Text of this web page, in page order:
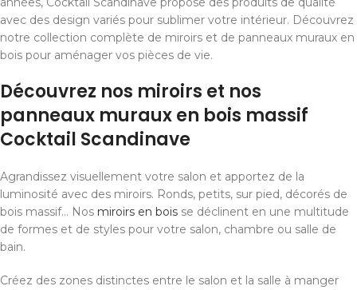
avec des design variés pour sublimer votre intérieur. Découvrez
notre collection complète de miroirs et de panneaux muraux en
bois pour aménager vos pièces de vie.
Découvrez nos miroirs et nos
panneaux muraux en bois massif
Cocktail Scandinave
Agrandissez visuellement votre salon et apportez de la
luminosité avec des miroirs. Ronds, petits, sur pied, décorés de
bois massif… Nos miroirs en bois se déclinent en une multitude
de formes et de styles pour votre salon, chambre ou salle de
bain.
Créez des zones distinctes entre le salon et la salle à manger